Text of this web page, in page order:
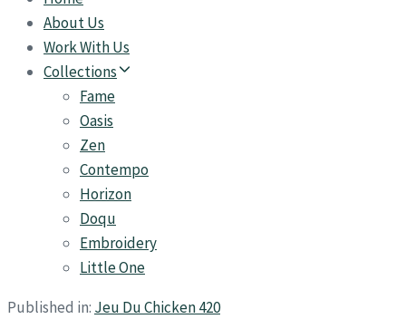
About Us
Work With Us
Collections
Fame
Oasis
Zen
Contempo
Horizon
Doqu
Embroidery
Little One
Published in: Jeu Du Chicken 420